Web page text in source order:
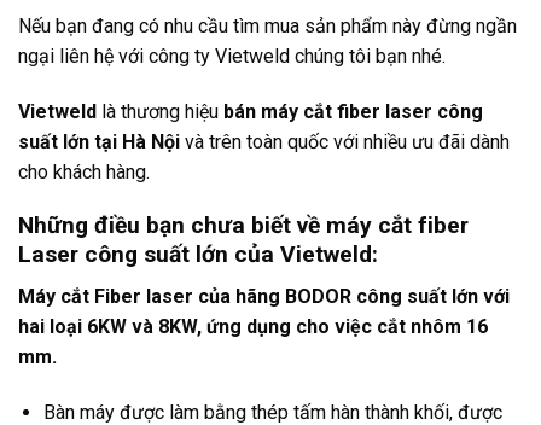
Nếu bạn đang có nhu cầu tìm mua sản phẩm này đừng ngần
ngại liên hệ với công ty Vietweld chúng tôi bạn nhé.
Vietweld là thương hiệu bán máy cắt fiber laser công
suất lớn tại Hà Nội và trên toàn quốc với nhiều ưu đãi dành
cho khách hàng.
Những điều bạn chưa biết về máy cắt fiber
Laser công suất lớn của Vietweld:
Máy cắt Fiber laser của hãng BODOR công suất lớn với
hai loại 6KW và 8KW, ứng dụng cho việc cắt nhôm 16
mm.
Bàn máy được làm bằng thép tấm hàn thành khối, được